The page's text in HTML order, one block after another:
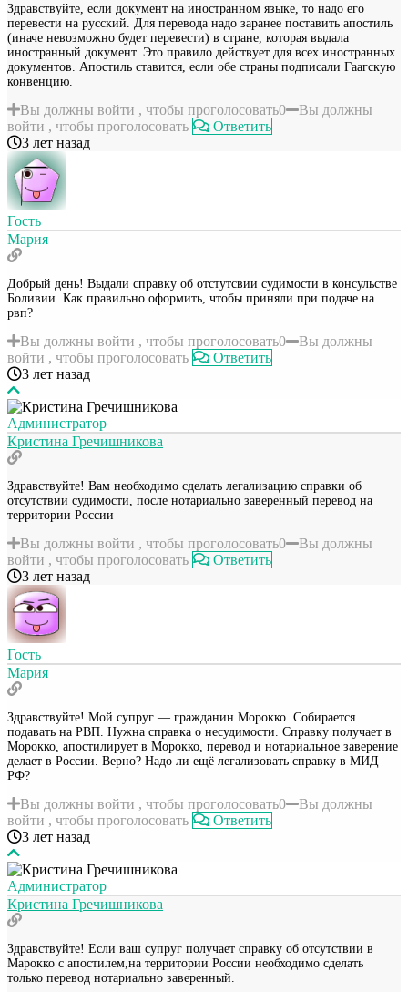
Здравствуйте, если документ на иностранном языке, то надо его
перевести на русский. Для перевода надо заранее поставить апостиль
(иначе невозможно будет перевести) в стране, которая выдала
иностранный документ. Это правило действует для всех иностранных
документов. Апостиль ставится, если обе страны подписали Гаагскую
конвенцию.
Вы должны войти , чтобы проголосовать0
Вы должны
войти , чтобы проголосовать
Ответить
3 лет назад
Гость
Мария
Добрый день! Выдали справку об отстутсвии судимости в консульстве
Боливии. Как правильно оформить, чтобы приняли при подаче на
рвп?
Вы должны войти , чтобы проголосовать0
Вы должны
войти , чтобы проголосовать
Ответить
3 лет назад
Администратор
Кристина Гречишникова
Здравствуйте! Вам необходимо сделать легализацию справки об
отсутствии судимости, после нотариально заверенный перевод на
территории России
Вы должны войти , чтобы проголосовать0
Вы должны
войти , чтобы проголосовать
Ответить
3 лет назад
Гость
Мария
Здравствуйте! Мой супруг — гражданин Морокко. Собирается
подавать на РВП. Нужна справка о несудимости. Справку получает в
Морокко, апостилирует в Морокко, перевод и нотариальное заверение
делает в России. Верно? Надо ли ещё легализовать справку в МИД
РФ?
Вы должны войти , чтобы проголосовать0
Вы должны
войти , чтобы проголосовать
Ответить
3 лет назад
Администратор
Кристина Гречишникова
Здравствуйте! Если ваш супруг получает справку об отсутствии в
Марокко с апостилем,на территории России необходимо сделать
только перевод нотариально заверенный.